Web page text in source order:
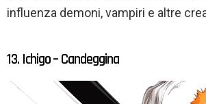
influenza demoni, vampiri e altre
13. Ichigo – Candeggina